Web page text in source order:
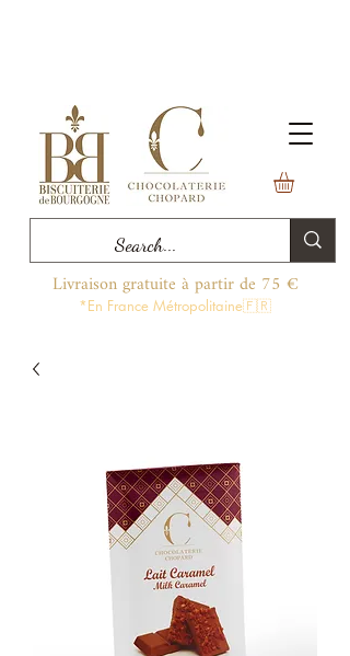
Livraison gratuite à partir de 75 €
*En France Métropolitaine🇫🇷